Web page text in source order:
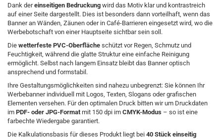
Dank dereinseitigen Bedruckung wird das Motiv klar und kontrastreich
auf einer Seite dargestellt. Dies ist besonders dann vorteilhaft, wenn das
Banner an Wänden, Zäunen oder in Café-Barrieren eingesetzt wird, wo die
Werbebotschaft von einer Hauptseite sichtbar sein soll.
Die wetterfeste PVC-Oberfläche schützt vor Regen, Schmutz und
Feuchtigkeit, während die glatte Struktur eine einfache Reinigung
ermöglicht. Selbst nach langem Einsatz bleibt das Banner optisch
ansprechend und formstabil.
Ihre Gestaltungsmöglichkeiten sind nahezu unbegrenzt: Sie können Ihr
Werbebanner individuell mit Logos, Texten, Slogans oder grafischen
Elementen versehen. Für den optimalen Druck bitten wir um Druckdaten
im PDF- oder JPG-Formatmit 150 dpi im CMYK-Modus – so ist eine
farbechte Wiedergabe garantiert.
Die Kalkulationsbasis für dieses Produkt liegt bei 40 Stück einseitig